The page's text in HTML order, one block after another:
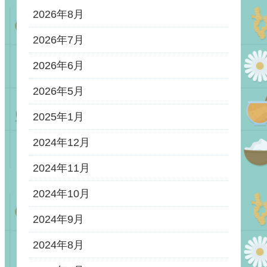
2026年8月
2026年7月
2026年6月
2026年5月
2025年1月
2024年12月
2024年11月
2024年10月
2024年9月
2024年8月